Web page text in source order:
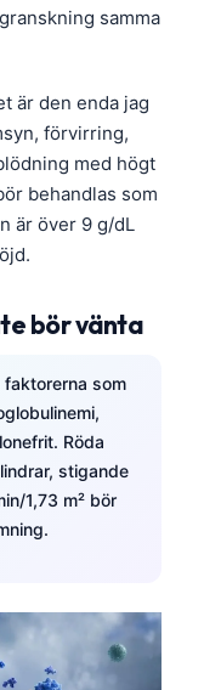
samma
är den enda jag
förvirring,
med högt
behandlas som
är över 9 g/dL
bör vänta
som
Röda
stigande
1,73 m² bör